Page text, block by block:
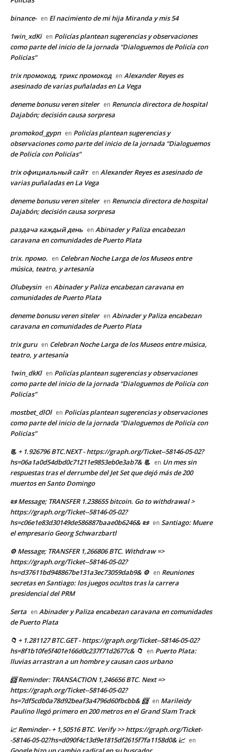
binance- en El nacimiento de mi hija Miranda y mis 54
1win_xdKi en Policías plantean sugerencias y observaciones
como parte del inicio de la jornada “Dialoguemos de Policía con
Policías”
trix промокод, трикс промокод en Alexander Reyes es
asesinado de varias puñaladas en La Vega
deneme bonusu veren siteler en Renuncia directora de hospital
Dajabón; decisión causa sorpresa
promokod_gypn en Policías plantean sugerencias y
observaciones como parte del inicio de la jornada “Dialoguemos
de Policía con Policías”
trix официальный сайт en Alexander Reyes es asesinado de
varias puñaladas en La Vega
deneme bonusu veren siteler en Renuncia directora de hospital
Dajabón; decisión causa sorpresa
раздача каждый день en Abinader y Paliza encabezan
caravana en comunidades de Puerto Plata
trix. промо. en Celebran Noche Larga de los Museos entre
música, teatro, y artesanía
Olubeysin en Abinader y Paliza encabezan caravana en
comunidades de Puerto Plata
deneme bonusu veren siteler en Abinader y Paliza encabezan
caravana en comunidades de Puerto Plata
trix guru en Celebran Noche Larga de los Museos entre música,
teatro, y artesanía
1win_dkKl en Policías plantean sugerencias y observaciones
como parte del inicio de la jornada “Dialoguemos de Policía con
Policías”
mostbet_dlOl en Policías plantean sugerencias y observaciones
como parte del inicio de la jornada “Dialoguemos de Policía con
Policías”
📃 + 1.926796 BTC.NEXT - https://graph.org/Ticket--58146-05-02?
hs=06a1a0d54dbd0c71211e9853eb0e3ab7& 📃 en Un mes sin
respuestas tras el derrumbe del Jet Set que dejó más de 200
muertos en Santo Domingo
📜 Message; TRANSFER 1.238655 bitcoin. Go to withdrawal >
https://graph.org/Ticket--58146-05-02?
hs=c06e1e83d30149de586887baae0b6246& 📜 en Santiago: Muere
el empresario Georg Schwarzbartl
⚙ Message; TRANSFER 1,266806 BTC. Withdraw =>
https://graph.org/Ticket--58146-05-02?
hs=d37611bd948867be131a3ec73059dab9& ⚙ en Reuniones
secretas en Santiago: los juegos ocultos tras la carrera
presidencial del PRM
Serta en Abinader y Paliza encabezan caravana en comunidades
de Puerto Plata
📁 + 1.281127 BTC.GET - https://graph.org/Ticket--58146-05-02?
hs=8f1b10fe5f401e166d0c237f71d2677c& 📁 en Puerto Plata:
lluvias arrastran a un hombre y causan caos urbano
📨 Reminder: TRANSACTION 1,246656 BTC. Next =>
https://graph.org/Ticket--58146-05-02?
hs=7df5cdb0a78d92beaf3a4796d60fbcbb& 📨 en Marileidy
Paulino llegó primero en 200 metros en el Grand Slam Track
📈 Reminder- + 1,50516 BTC. Verify >> https://graph.org/Ticket-
-58146-05-02?hs=d090f4c13d9e1815df2615f7fa1158d0& 📈 en